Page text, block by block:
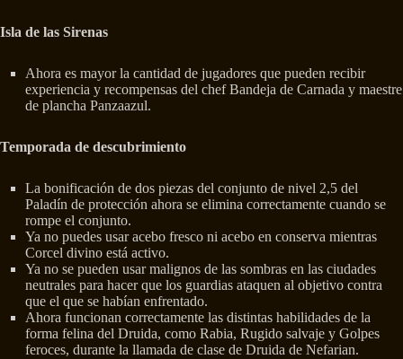
Isla de las Sirenas
Ahora es mayor la cantidad de jugadores que pueden recibir
experiencia y recompensas del chef Bandeja de Carnada y maestre
de plancha Panzaazul.
Temporada de descubrimiento
La bonificación de dos piezas del conjunto de nivel 2,5 del
Paladín de protección ahora se elimina correctamente cuando se
rompe el conjunto.
Ya no puedes usar acebo fresco ni acebo en conserva mientras
Corcel divino está activo.
Ya no se pueden usar malignos de las sombras en las ciudades
neutrales para hacer que los guardias ataquen al objetivo contra
que el que se habían enfrentado.
Ahora funcionan correctamente las distintas habilidades de la
forma felina del Druida, como Rabia, Rugido salvaje y Golpes
feroces, durante la llamada de clase de Druida de Nefarian.